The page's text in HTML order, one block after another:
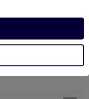
Completo letto tinta unita micro lavata